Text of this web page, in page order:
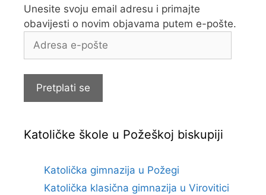
Unesite svoju email adresu i primajte
obavijesti o novim objavama putem e-pošte.
e-
Pretplati se
Katoličke škole u Požeškoj biskupiji
Katolička gimnazija u Požegi
Katolička klasična gimnazija u Virovitici